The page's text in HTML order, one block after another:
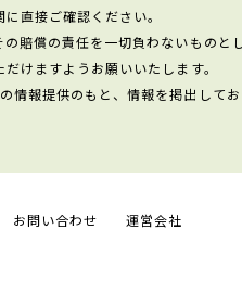
直接ご確認ください。
賠償の責任を一切負わないものとし
けますようお願いいたします。
報提供のもと、情報を掲出してお
お問い合わせ 運営会社